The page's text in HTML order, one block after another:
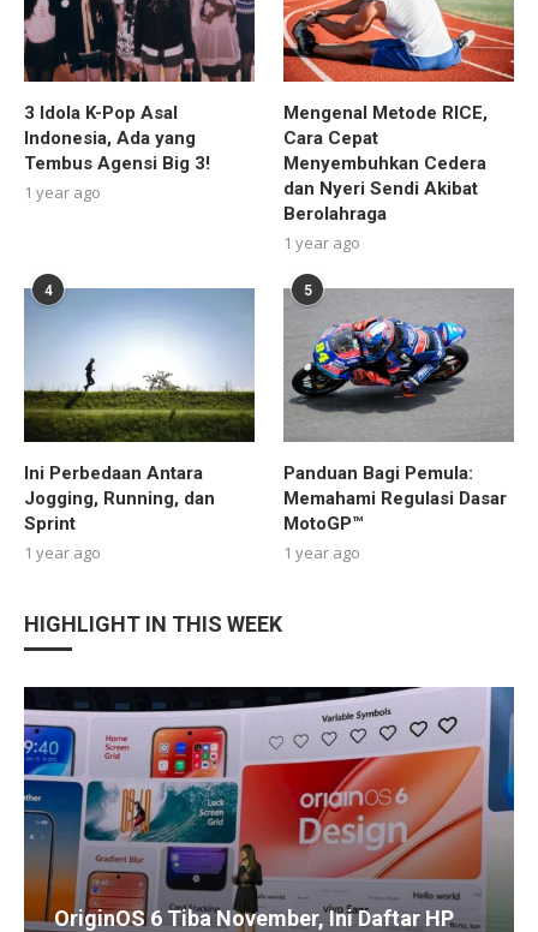
3 Idola K-Pop Asal
Indonesia, Ada yang
Tembus Agensi Big 3!
1 year ago
Mengenal Metode RICE,
Cara Cepat
Menyembuhkan Cedera
dan Nyeri Sendi Akibat
Berolahraga
1 year ago
4
Ini Perbedaan Antara
Jogging, Running, dan
Sprint
1 year ago
5
Panduan Bagi Pemula:
Memahami Regulasi Dasar
MotoGP™
1 year ago
HIGHLIGHT IN THIS WEEK
OriginOS 6 Tiba November, Ini Daftar HP